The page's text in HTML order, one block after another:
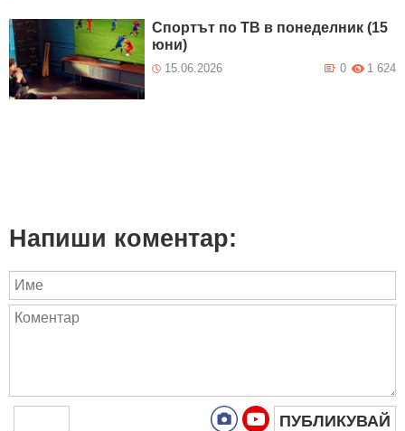
Спортът по ТВ в понеделник (15
юни)
15.06.2026 1 624
0
Напиши коментар:
ПУБЛИКУВАЙ